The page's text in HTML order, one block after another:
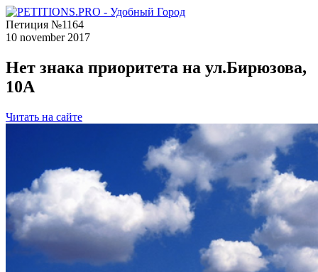
Петиция №1164
10 november 2017
Нет знака приоритета на ул.Бирюзова,
10А
Читать на сайте